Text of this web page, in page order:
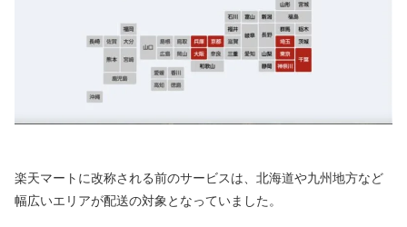
楽天マートに改称される前のサービスは、北海道や九州地方など
幅広いエリアが配送の対象となっていました。